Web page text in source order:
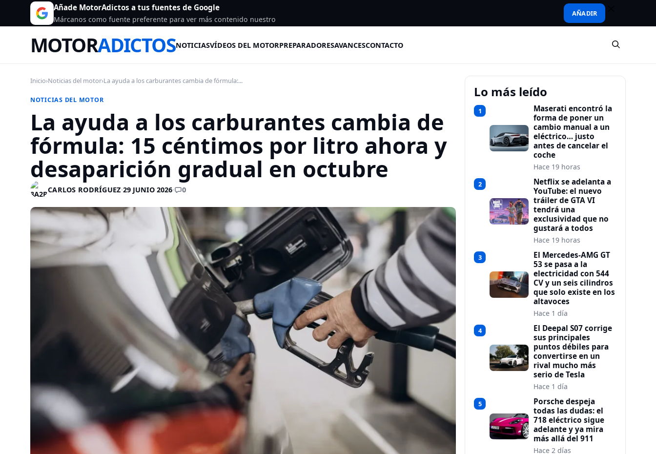
Añade MotorAdictos a tus fuentes de Google
Márcanos como fuente preferente para ver más contenido nuestro
AÑADIR
MOTORADICTOSNOTICIASVÍDEOS DEL MOTORPREPARADORESAVANCESCONTACTO
Inicio›Noticias del motor›La ayuda a los carburantes cambia de fórmula:...
NOTICIAS DEL MOTOR
La ayuda a los carburantes cambia de
fórmula: 15 céntimos por litro ahora y
desaparición gradual en octubre
CARLOS RODRÍGUEZ·29 JUNIO 2026· 0
Lo más leído
1
Maserati encontró la
forma de poner un
cambio manual a un
eléctrico… justo
antes de cancelar el
coche
Hace 19 horas
2
Netflix se adelanta a
YouTube: el nuevo
tráiler de GTA VI
tendrá una
exclusividad que no
gustará a todos
Hace 19 horas
3
El Mercedes-AMG GT
53 se pasa a la
electricidad con 544
CV y un seis cilindros
que solo existe en los
altavoces
Hace 1 día
4
El Deepal S07 corrige
sus principales
puntos débiles para
convertirse en un
rival mucho más
serio de Tesla
Hace 1 día
5
Porsche despeja
todas las dudas: el
718 eléctrico sigue
adelante y ya mira
más allá del 911
Hace 2 días